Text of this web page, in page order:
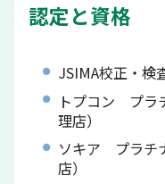
認定と資格
JSIMA校正・検
トプコン プラ
理店）
ソキア プラチ
店）